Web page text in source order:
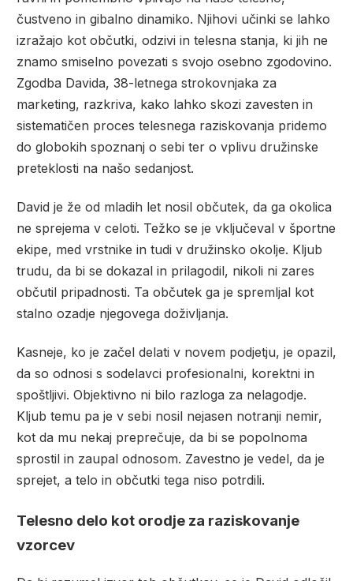
čustveno in gibalno dinamiko. Njihovi učinki se lahko
izražajo kot občutki, odzivi in telesna stanja, ki jih ne
znamo smiselno povezati s svojo osebno zgodovino.
Zgodba Davida, 38-letnega strokovnjaka za
marketing, razkriva, kako lahko skozi zavesten in
sistematičen proces telesnega raziskovanja pridemo
do globokih spoznanj o sebi ter o vplivu družinske
preteklosti na našo sedanjost.
David je že od mladih let nosil občutek, da ga okolica
ne sprejema v celoti. Težko se je vključeval v športne
ekipe, med vrstnike in tudi v družinsko okolje. Kljub
trudu, da bi se dokazal in prilagodil, nikoli ni zares
občutil pripadnosti. Ta občutek ga je spremljal kot
stalno ozadje njegovega doživljanja.
Kasneje, ko je začel delati v novem podjetju, je opazil,
da so odnosi s sodelavci profesionalni, korektni in
spoštljivi. Objektivno ni bilo razloga za nelagodje.
Kljub temu pa je v sebi nosil nejasen notranji nemir,
kot da mu nekaj preprečuje, da bi se popolnoma
sprostil in zaupal odnosom. Zavestno je vedel, da je
sprejet, a telo in občutki tega niso potrdili.
Telesno delo kot orodje za raziskovanje
vzorcev